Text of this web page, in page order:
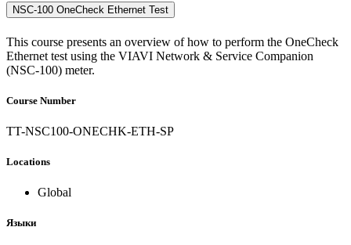
NSC-100 OneCheck Ethernet Test
This course presents an overview of how to perform the OneCheck
Ethernet test using the VIAVI Network & Service Companion
(NSC-100) meter.
Course Number
TT-NSC100-ONECHK-ETH-SP
Locations
Global
Языки